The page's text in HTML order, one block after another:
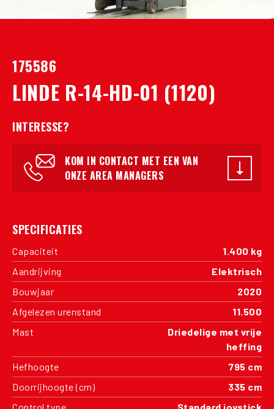
175586
LINDE R-14-HD-01 (1120)
INTERESSE?
KOM IN CONTACT MET EEN VAN
ONZE AREA MANAGERS
SPECIFICATIES
Capaciteit
1.400 kg
Aandrijving
Elektrisch
Bouwjaar
2020
Afgelezen urenstand
11.500
Mast
Driedelige met vrije
heffing
Hefhoogte
795 cm
Doorrijhoogte (cm)
335 cm
Control type
Standard joystick